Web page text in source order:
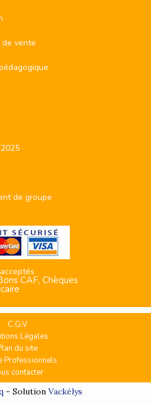
vente
de groupe
CAF, Chèques
C.G.V
Légales
du site
Professionnels
contacter
- Solution Vackélys